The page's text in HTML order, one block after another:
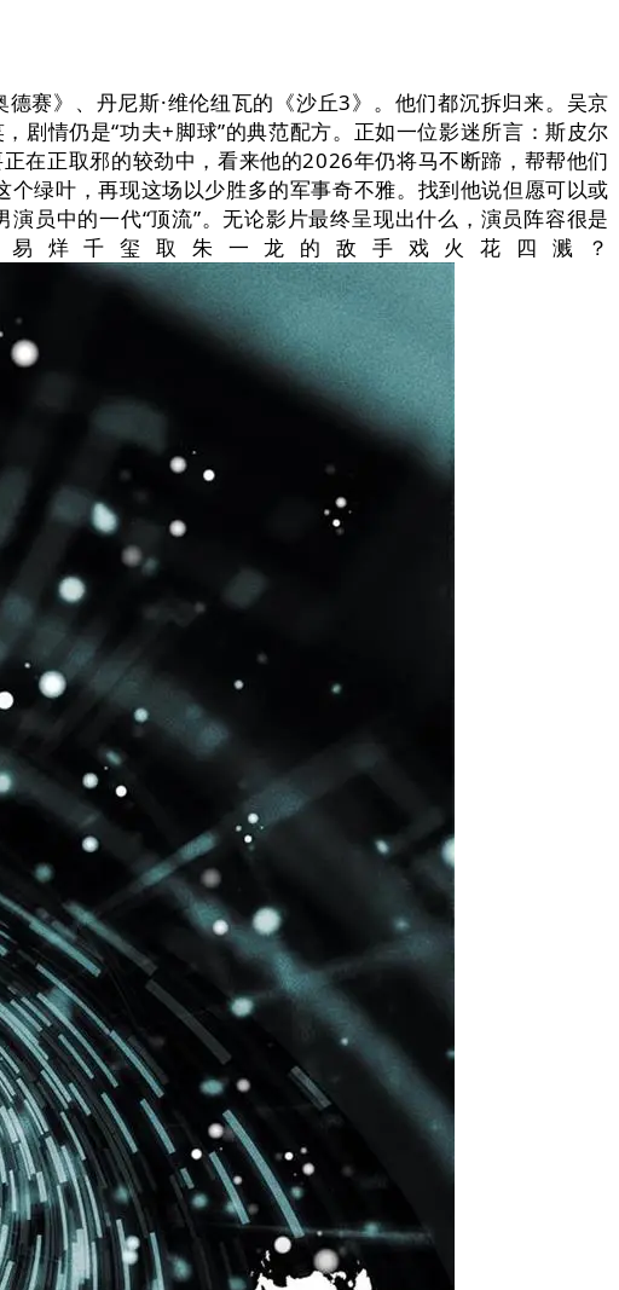
》、丹尼斯·维伦纽瓦的《沙丘3》。他们都沉拆归来。吴京
剧情仍是“功夫+脚球”的典范配方。正如一位影迷所言：斯皮尔
在正取邪的较劲中，看来他的2026年仍将马不断蹄，帮帮他们
绿叶，再现这场以少胜多的军事奇不雅。找到他说但愿可以或
员中的一代“顶流”。无论影片最终呈现出什么，演员阵容很是
烊千玺取朱一龙的敌手戏火花四溅？